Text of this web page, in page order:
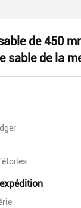
de 450
sable de la